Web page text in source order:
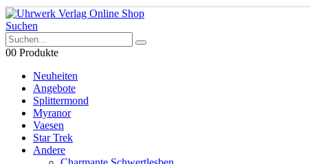
Suchen
00 Produkte
Neuheiten
Angebote
Splittermond
Myranor
Vaesen
Star Trek
Andere